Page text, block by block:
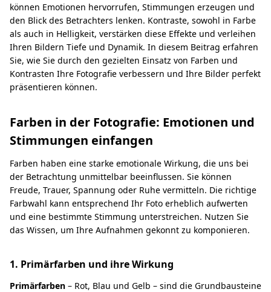
können Emotionen hervorrufen, Stimmungen erzeugen und
den Blick des Betrachters lenken. Kontraste, sowohl in Farbe
als auch in Helligkeit, verstärken diese Effekte und verleihen
Ihren Bildern Tiefe und Dynamik. In diesem Beitrag erfahren
Sie, wie Sie durch den gezielten Einsatz von Farben und
Kontrasten Ihre Fotografie verbessern und Ihre Bilder perfekt
präsentieren können.
Farben in der Fotografie: Emotionen und
Stimmungen einfangen
Farben haben eine starke emotionale Wirkung, die uns bei
der Betrachtung unmittelbar beeinflussen. Sie können
Freude, Trauer, Spannung oder Ruhe vermitteln. Die richtige
Farbwahl kann entsprechend Ihr Foto erheblich aufwerten
und eine bestimmte Stimmung unterstreichen. Nutzen Sie
das Wissen, um Ihre Aufnahmen gekonnt zu komponieren.
1. Primärfarben und ihre Wirkung
Primärfarben – Rot, Blau und Gelb – sind die Grundbausteine